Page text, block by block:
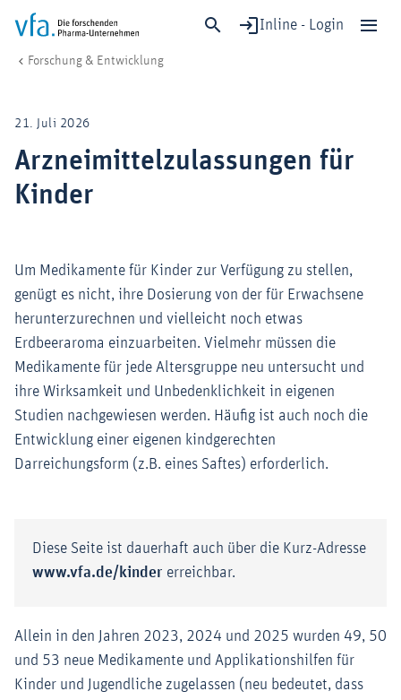
Inline - Login
Forschung & Entwicklung
Gesundheit & Versorgung
Wirtschaft & Standort
Digitalisierung & KI
Mitglied werden!
Forschung & Entwicklung
21. Juli 2026
Arzneimittelzulassungen für
Kinder
Um Medikamente für Kinder zur Verfügung zu stellen,
genügt es nicht, ihre Dosierung von der für Erwachsene
herunterzurechnen und vielleicht noch etwas
Erdbeeraroma einzuarbeiten. Vielmehr müssen die
Medikamente für jede Altersgruppe neu untersucht und
ihre Wirksamkeit und Unbedenklichkeit in eigenen
Studien nachgewiesen werden. Häufig ist auch noch die
Entwicklung einer eigenen kindgerechten
Darreichungsform (z.B. eines Saftes) erforderlich.
Diese Seite ist dauerhaft auch über die Kurz-Adresse
www.vfa.de/kinder erreichbar.
Allein in den Jahren 2023, 2024 und 2025 wurden 49, 50
und 53 neue Medikamente und Applikationshilfen für
Kinder und Jugendliche zugelassen (neu bedeutet, dass